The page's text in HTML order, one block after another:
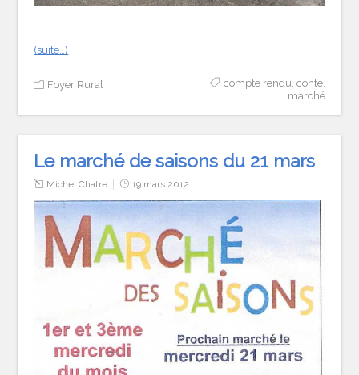
(suite…)
Foyer Rural compte rendu, conte,
marché
Le marché de saisons du 21 mars
Michel Chatre 19 mars 2012